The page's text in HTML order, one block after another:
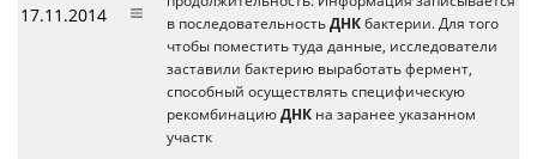
17.11.2014
в последовательность ДНК бактерии. Для того
чтобы поместить туда данные, исследователи
заставили бактерию выработать фермент,
способный осуществлять специфическую
рекомбинацию ДНК на заранее указанном
участк